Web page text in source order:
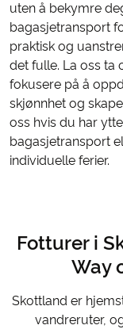
uten å bekymre
bagasjetransport
praktisk og
det fulle. La oss ta
fokusere på å
skjønnhet og
oss hvis du har
bagasjetransport
individuelle ferier.
Fotturer i
Way
Skottland er
vandreruter,